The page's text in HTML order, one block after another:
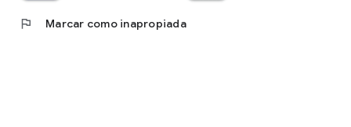
flag Marcar como inapropiada